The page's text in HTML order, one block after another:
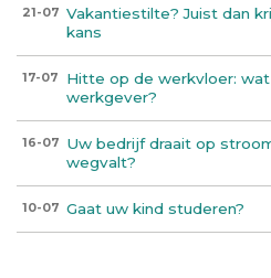
21-07 Vakantiestilte? Juist dan
kans
17-07
Hitte op de werkvloer:
werkgever?
16-07
Uw bedrijf draait op
wegvalt?
10-07 Gaat uw kind studeren?